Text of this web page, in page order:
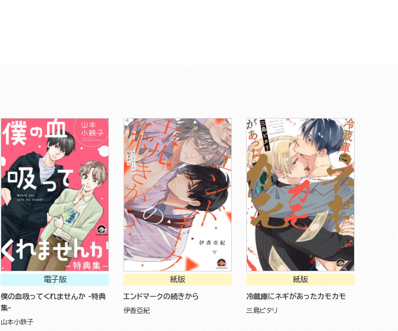
電子版
僕の血吸ってくれませんか -特典
集-
山本小鉄子
紙版
エンドマークの続きから
伊香亞紀
紙版
冷蔵庫にネギがあったカモカモ
三島ピタリ